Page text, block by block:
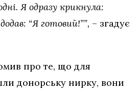
Я одразу крикнула:
“Я готовий!””, – згадує
про те, що для
донорську нирку, вони